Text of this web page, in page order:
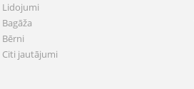
Lidojumi
Bagāža
Bērni
Citi jautājumi